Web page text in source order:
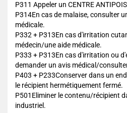
P311 Appeler un CENTRE
P314En cas de malaise, consulter
médicale.
P332 + P313En cas d'irritation
médecin/une aide médicale.
P333 + P313En cas d'irritation ou
demander un avis médical/
P403 + P233Conserver dans un
le récipient hermétiquement fermé.
P501Eliminer le contenu/récipient
industriel.